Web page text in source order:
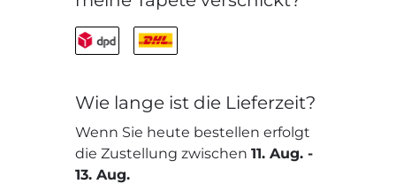
Wie lange ist die Lieferzeit?
Wenn Sie heute bestellen erfolgt
die Zustellung zwischen11. Aug. -
13. Aug.